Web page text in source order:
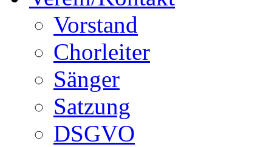
Vorstand
Chorleiter
Sänger
Satzung
DSGVO